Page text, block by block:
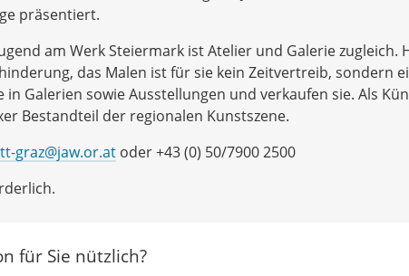
präsentiert.
am Werk Steiermark ist Atelier und Galerie zugleich.
das Malen ist für sie kein Zeitvertreib, sondern
in Galerien sowie Ausstellungen und verkaufen sie. Als
Bestandteil der regionalen Kunstszene.
graz@jaw.or.at oder +43 (0) 50/7900 2500
für Sie nützlich?